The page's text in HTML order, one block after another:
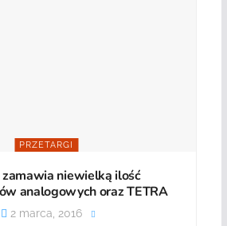
PRZETARGI
niewielką ilość
analogowych oraz TETRA
2 marca, 2016